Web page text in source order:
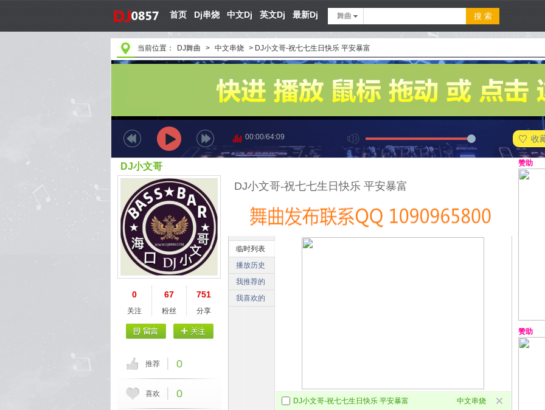
首页 Dj串烧 中文Dj 英文Dj 最新Dj 舞曲
当前位置： DJ舞曲 > 中文串烧 > DJ小文哥-祝七七生日快乐 平安暴富
收
00:00/64:09
DJ小文哥-祝七七生日快乐 平安暴富
临时列表
播放历史
我推荐的
我喜欢的
DJ小文哥-祝七七生日快乐 平安暴富 中文串烧
DJ小文哥
0
关注
67
粉丝
751
分享
推荐 0
喜欢 0
赞助
赞助